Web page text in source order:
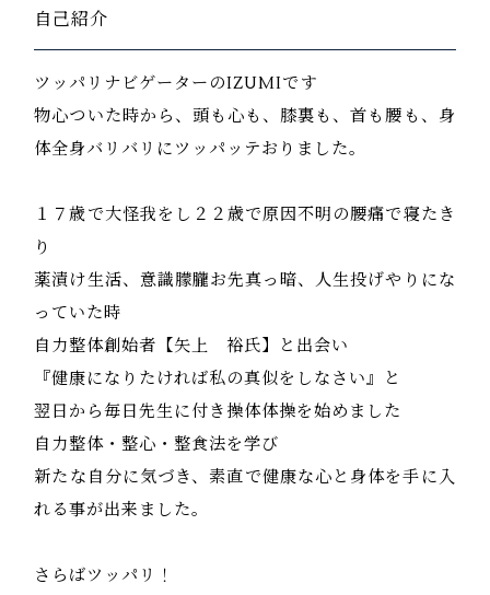
自己紹介
ツッパリナビゲーターのIZUMIです
物心ついた時から、頭も心も、膝裏も、首も腰も、身
体全身バリバリにツッパッテおりました。
１７歳で大怪我をし２２歳で原因不明の腰痛で寝たき
り
薬漬け生活、意識朦朧お先真っ暗、人生投げやりにな
っていた時
自力整体創始者【矢上 裕氏】と出会い
『健康になりたければ私の真似をしなさい』と
翌日から毎日先生に付き操体体操を始めました
自力整体・整心・整食法を学び
新たな自分に気づき、素直で健康な心と身体を手に入
れる事が出来ました。
さらばツッパリ！